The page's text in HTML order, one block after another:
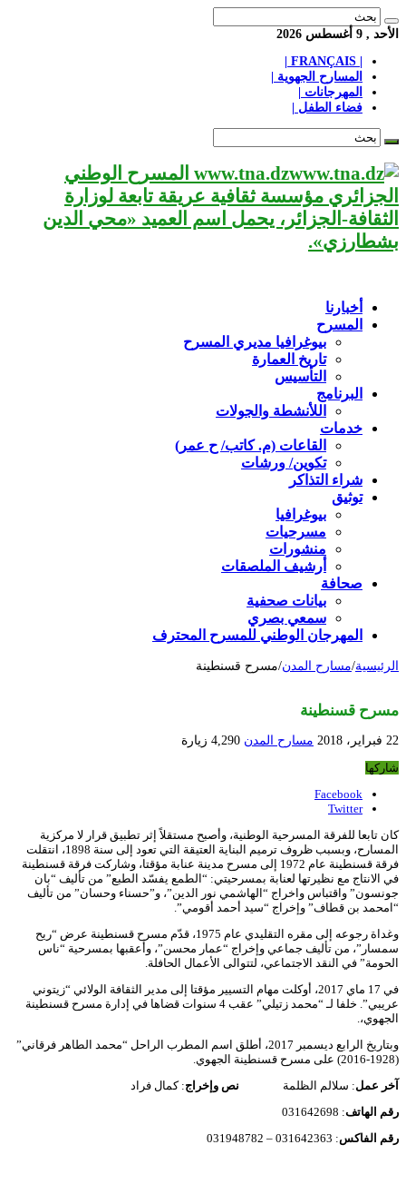
الأحد , 9 أغسطس 2026
المسارح الجهوية |
المهرجانات |
فضاء الطفل |
www.tna.dz المسرح الوطني
الجزائري مؤسسة ثقافية عريقة تابعة لوزارة
الثقافة-الجزائر، يحمل اسم العميد «محي الدين
بشطارزي».
أخبارنا
المسرح
بيوغرافيا مديري المسرح
تاريخ العمارة
التأسيس
البرنامج
اللأنشطة والجولات
خدمات
القاعات (م. كاتب/ ح عمر)
تكوين/ ورشات
شراء التذاكر
توثيق
بيوغرافيا
مسرحيات
منشورات
أرشيف الملصقات
صحافة
بيانات صحفية
سمعي بصري
المهرجان الوطني للمسرح المحترف
الرئيسية/مسارح المدن/مسرح قسنطينة
مسرح قسنطينة
22 فبراير، 2018 مسارح المدن 4,290 زيارة
شاركها
Facebook
Twitter
كان تابعا للفرقة المسرحية الوطنية، وأصبح مستقلاً إثر تطبيق قرار لا مركزية
المسارح، وبسبب ظروف ترميم البناية العتيقة التي تعود إلى سنة 1898، انتقلت
فرقة قسنطينة عام 1972 إلى مسرح مدينة عنابة مؤقتا، وشاركت فرقة قسنطينة
في الانتاج مع نظيرتها لعنابة بمسرحيتي: “الطمع يفسّد الطبع” من تأليف “بان
جونسون” واقتباس واخراج “الهاشمي نور الدين”، و”حسناء وحسان” من تأليف
“امحمد بن قطاف” وإخراج “سيد أحمد أقومي”.
وغداة رجوعه إلى مقره التقليدي عام 1975، قدّم مسرح قسنطينة عرض “ريح
سمسار”، من تأليف جماعي وإخراج “عمار محسن”، وأعقبها بمسرحية “ناس
الحومة” في النقد الاجتماعي، لتتوالى الأعمال الحافلة.
في 17 ماي 2017، أوكلت مهام التسيير مؤقتا إلى مدير الثقافة الولائي “زيتوني
عريبي”. خلفا لـ “محمد زتيلي” عقب 4 سنوات قضاها في إدارة مسرح قسنطينة
الجهوي،.
وبتاريخ الرابع ديسمبر 2017، أطلق اسم المطرب الراحل “محمد الطاهر فرقاني”
(1928-2016) على مسرح قسنطينة الجهوي.
آخر عمل: سلالم الظلمة نص وإخراج: كمال فراد
رقم الهاتف: 031642698
رقم الفاكس: 031642363 – 031948782